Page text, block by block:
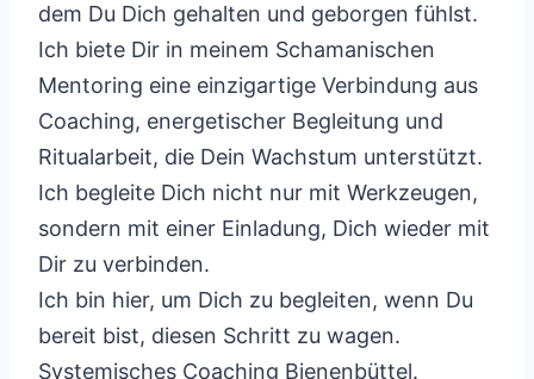
dem Du Dich gehalten und geborgen fühlst.
Ich biete Dir in meinem Schamanischen
Mentoring eine einzigartige Verbindung aus
Coaching, energetischer Begleitung und
Ritualarbeit, die Dein Wachstum unterstützt.
Ich begleite Dich nicht nur mit Werkzeugen,
sondern mit einer Einladung, Dich wieder mit
Dir zu verbinden.
Ich bin hier, um Dich zu begleiten, wenn Du
bereit bist, diesen Schritt zu wagen.
Systemisches Coaching Bienenbüttel.